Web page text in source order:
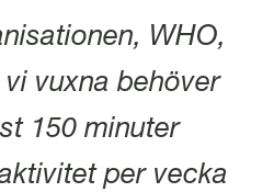
WHO,
vuxna behöver
150 minuter
per vecka